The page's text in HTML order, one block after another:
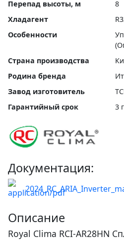
Перепад высоты, м
8
Хладагент
Особенности
Страна производства
Родина бренда
Завод изготовитель
Гарантийный срок
3
Документация:
Описание
Royal Clima RCI-AR28HN